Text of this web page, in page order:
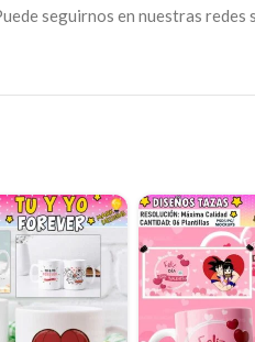
seguirnos en nuestras